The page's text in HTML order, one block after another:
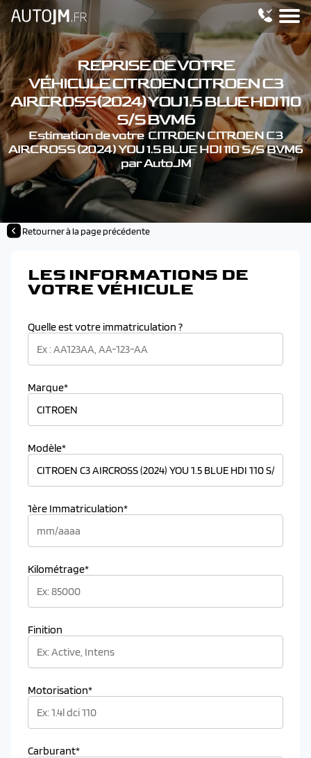
REPRISE DE VOTRE
VÉHICULE CITROEN CITROEN C3
AIRCROSS (2024) YOU 1.5 BLUE HDI 110
S/S BVM6
Estimation de votre CITROEN CITROEN C3
AIRCROSS (2024) YOU 1.5 BLUE HDI 110 S/S BVM6
par AutoJM
Retourner à la page précédente
LES INFORMATIONS DE
VOTRE VÉHICULE
Quelle est votre immatriculation ?
Marque*
Modèle*
1ère Immatriculation*
Kilométrage*
Finition
Motorisation*
Carburant*